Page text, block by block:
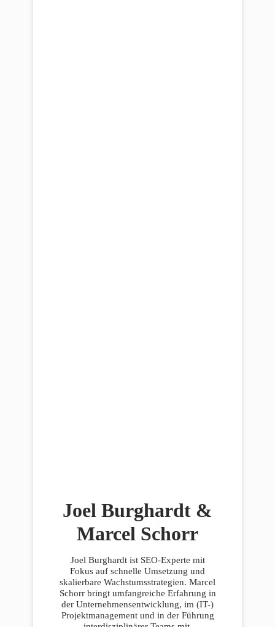
Joel Burghardt &
Marcel Schorr
Joel Burghardt ist SEO-Experte mit
Fokus auf schnelle Umsetzung und
skalierbare Wachstumsstrategien. Marcel
Schorr bringt umfangreiche Erfahrung in
der Unternehmensentwicklung, im (IT-)
Projektmanagement und in der Führung